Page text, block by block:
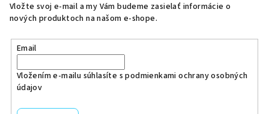
Vložte svoj e-mail a my Vám budeme zasielať informácie o
nových produktoch na našom e-shope.
Email
Vložením e-mailu súhlasíte spodmienkami ochrany osobných
údajov